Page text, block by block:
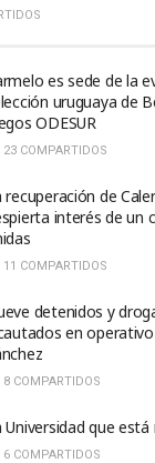
es sede de la
uruguaya de
ODESUR
23 COMPARTIDOS
recuperación de
interés de un
11 COMPARTIDOS
detenidos y
en
8 COMPARTIDOS
Universidad que está
6 COMPARTIDOS